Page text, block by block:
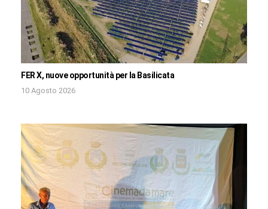
FER X, nuove opportunità per la Basilicata
10 Agosto 2026